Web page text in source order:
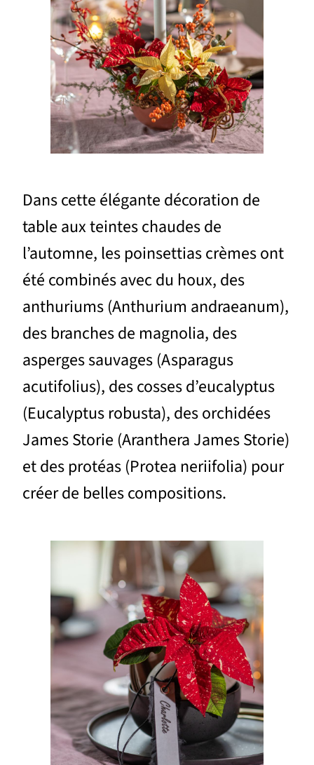
Dans cette élégante décoration de
table aux teintes chaudes de
l’automne, les poinsettias crèmes ont
été combinés avec du houx, des
anthuriums (Anthurium andraeanum),
des branches de magnolia, des
asperges sauvages (Asparagus
acutifolius), des cosses d’eucalyptus
(Eucalyptus robusta), des orchidées
James Storie (Aranthera James Storie)
et des protéas (Protea neriifolia) pour
créer de belles compositions.